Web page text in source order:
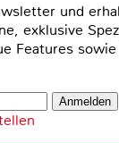
und
exklusive
Features